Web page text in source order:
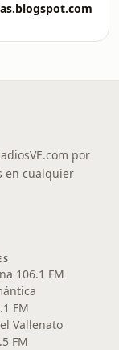
por
en cualquier
106.1 FM
FM
Vallenato
FM